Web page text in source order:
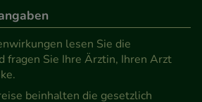
Hierüber lassen sich
die Art und Weise der Nutzung
mit deren Hilfe wir
lesen Sie die
fragen Sie Ihre Ärztin, Ihren Arzt
beinhalten die gesetzlich